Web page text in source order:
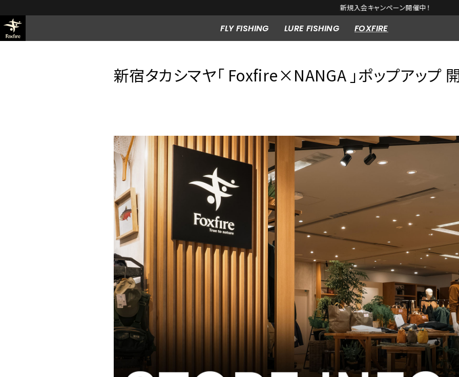
新規入会キャンペーン開催中！
FLY FISHING LURE FISHING FOXFIRE
新宿タカシマヤ「 Foxfire×NANGA 」ポップアップ